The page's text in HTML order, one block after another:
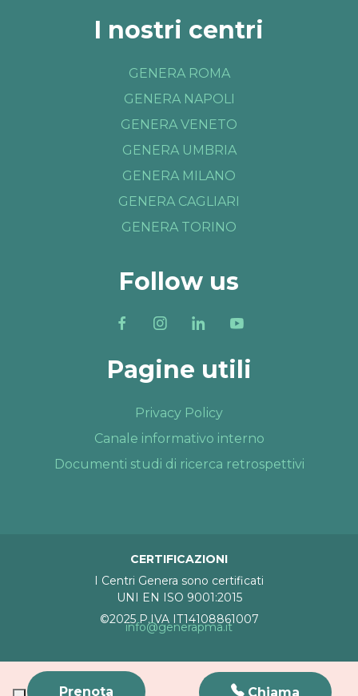
I nostri centri
GENERA ROMA
GENERA NAPOLI
GENERA VENETO
GENERA UMBRIA
GENERA MILANO
GENERA CAGLIARI
GENERA TORINO
Follow us
Pagine utili
Privacy Policy
Canale informativo interno
Documenti studi di ricerca retrospettivi
CERTIFICAZIONI
I Centri Genera sono certificati
UNI EN ISO 9001:2015
©2025 P.IVA IT14108861007
info@generapma.it
Prenota